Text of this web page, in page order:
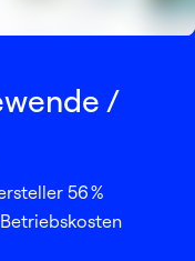
/
56 %